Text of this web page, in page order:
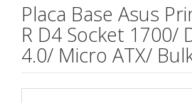
Placa Base Asus
R D4 Socket 1700/
4.0/ Micro ATX/